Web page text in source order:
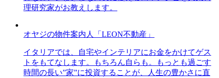
理研究家がお教えします。
オヤジの物件案内人「LEON不動産」
イタリアでは、自宅やインテリアにお金をかけてゲス
トをもてなします。もちろん自らも。もっとも過ごす
時間の長い”家”に投資することが、人生の豊かさに直